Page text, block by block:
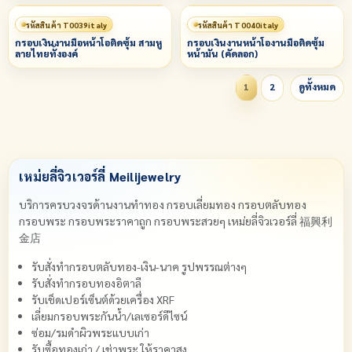
รหัสสินค้า T0039italy
กรอบเงินงานมือหน้าโอติดซุ้ม สามหู
ลายไทยทั้งองค์
รหัสสินค้า T0040italy
กรอบเงินงานหน้าโองานมือติดซุ้ม
หน้ามัน (คัดลอก)
1 2 ดูทั้งหมด
เหม่ยลี่จิวเวอร์ลี่ Meilijewelry
บริการครบวงจรด้านงานทำทอง กรอบเลี่ยมทอง กรอบตลับทอง
กรอบพระ กรอบพระราคาถูก กรอบพระสวยๆ เหม่ยลี่จิวเวอร์ลี่ 福興利
金店
รับสั่งทำกรอบตลับทอง-เงิน-นาค รูปพรรณต่างๆ
รับสั่งทำกรอบทองอิตาลี
รับเช็ดเปอร์เซ็นต์ด้วยเครื่อง XRF
เลี่ยมกรอบพระกันน้ำ/เลเซอร์ดีไซน์
ซ่อม/รมดำผิวพระแบบเก่า
รับซื้อทองเก่า / เช่าพระ ให้ราคาสูง